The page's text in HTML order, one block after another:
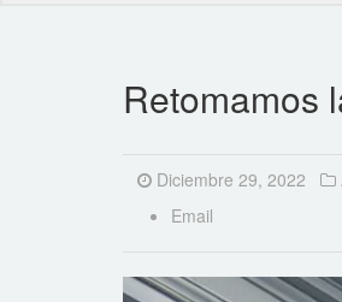
Retomamos
Diciembre 29, 2022
Email